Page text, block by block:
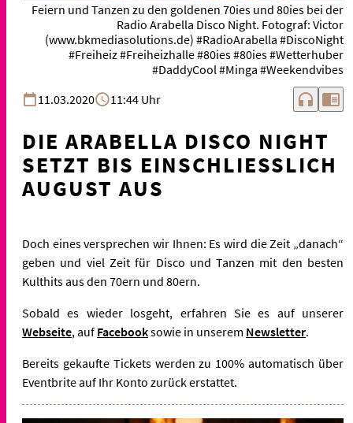
Feiern und Tanzen zu den goldenen 70ies und 80ies bei der
Radio Arabella Disco Night. Fotograf: Victor
(www.bkmediasolutions.de) #RadioArabella #DiscoNight
#Freiheiz #Freiheizhalle #80ies #80ies #Wetterhuber
#DaddyCool #Minga #Weekendvibes
11.03.2020
11:44 Uhr headphones chrome_reader_mode
DIE ARABELLA DISCO NIGHT
SETZT BIS EINSCHLIESSLICH A
UGUST AUS
Doch eines versprechen wir Ihnen: Es wird die Zeit „danach“
geben und viel Zeit für Disco und Tanzen mit den besten
Kulthits aus den 70ern und 80ern.
Sobald es wieder losgeht, erfahren Sie es auf unserer
Webseite, auf Facebooksowie in unserem Newsletter.
Bereits gekaufte Tickets werden zu 100% automatisch über
Eventbrite auf Ihr Konto zurück erstattet.